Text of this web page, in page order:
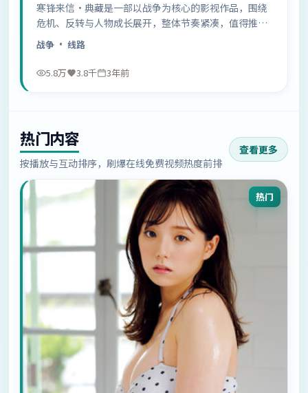
寒锋来信·典藏是一部以战争为核心的影视作品，围绕
危机、反转与人物成长展开，整体节奏紧凑，值得推荐
观看。
战争 · 线路
5.8万 3.8千 3年前
热门内容
按播放与互动排序，刷爆在线免费视频热度前排
查看更多
热门